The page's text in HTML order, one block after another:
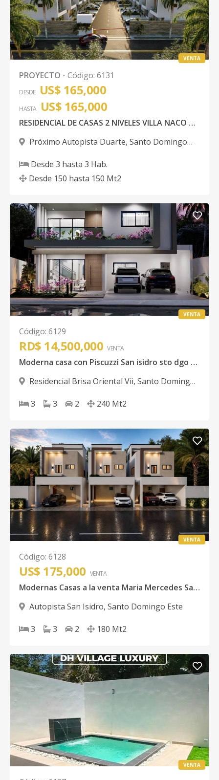
VENTA
PROYECTO - Código: 6131
DESDE US$ 165,000
HASTA US$ 165,000
RESIDENCIAL DE CASAS 2 NIVELES VILLA NACO AUTOPISTA DUARTE
Próximo Autopista Duarte, Santo Domingo
Desde 3 hasta 3 Hab.
Desde 150 hasta 150 Mt2
VENTA
Código: 6129
RD$ 14,500,000 VENTA
Moderna casa con Piscuzzi San isidro sto dgo este
Residencial Brisa Oriental Vii, Santo Domingo
3
3 2 240 Mt2
VENTA
Código: 6128
US$ 175,000 VENTA
Modernas Casas a la venta Maria Mercedes San Isidro
Autopista San Isidro, Santo Domingo Este
3 3 2 180 Mt2
VENTA